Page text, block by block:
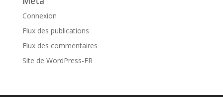
Connexion
Flux des publications
Flux des commentaires
Site de WordPress-FR